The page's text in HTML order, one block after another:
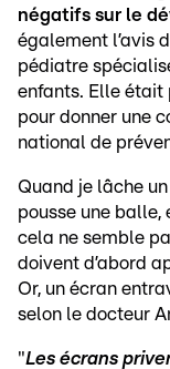
négatifs sur le
également l’avis
pédiatre
enfants. Elle était
pour donner une
national de
Quand je lâche
pousse une balle,
cela ne semble
doivent d’abord
Or, un écran
selon le docteur
"Les écrans